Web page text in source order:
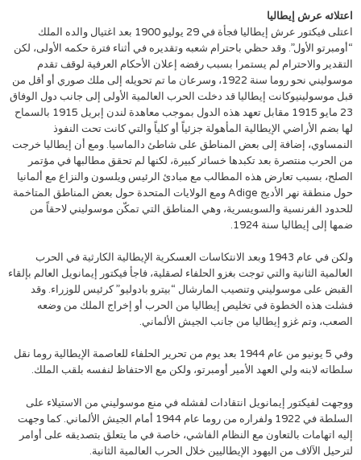
اعتلائه عرش إيطاليا
اعتلى فيكتور عرش إيطاليا فجأة في 29 يوليو 1900 بعد اغتيال والده الملك
“أومبرتو الأول”. وقد حظي باحترام شعبه وتقديره في أثناء فترة حكمه الأولى، لكن
التقدير والاحترام لم يستمرا بسبب رفضه إعلان الأحكام العرفية لوقف تقدم
موسوليني نحو روما سنة 1922، وسرعان ما تم تحويله إلى ملك صوري أو أقل من
قبل موسولينيوكانت إيطاليا قد دخلت الحرب العالمية الأولى إلى جانب دول الوفاق
23 مايو 1915 مقابل تعهد هذه الدول بموجب معاهدة لندن إبريل 1915 بالسماح
لها بضم الأراضي الإيطالية المأهولة جزئياً أو كلياً والتي كانت تحت النفوذ
النمساوي، إضافة إلى بعض المناطق على شاطئ دالماسيا. ومع أن إيطاليا خرجت
من الحرب منتصرة بعد تكبدها خسائر كبيرة، لكنها لم تحقق مطالبها في مؤتمر
الصلح، بسبب تعارض هذه المطالب مع مبادئ الرئيس ويلسون والنزاع مع ألمانيا
حول منطقة نهر الأديج Adige ومع الولايات المتحدة حول بعض المناطق المتاخمة
للحدود الفرنسية والسويسرية، وهي المناطق التي تمكّن موسوليني لاحقاً من
ضمها إلى إيطاليا سنة 1924.
ولكن في عام 1943 وبعد الانتكاسات العسكرية الإيطالية الكارثية في الحرب
العالمية الثانية والتي توجت بغزو الحلفاء لصقلية، فاجأ فيكتور إيمانويل العالم بإلقاء
القبض على موسوليني وتنصيب المارشال “بيترو بادوليو” كرئيس للوزراء. وقد
فشلت هذه الخطوة في تخليص إيطاليا من الحرب أو إخراج الملك من وضعه
الصعب، وتم غزو إيطاليا من جانب الجيش الألماني.
وفي 5 يونيو من عام 1944 بعد يوم من تحرير الحلفاء للعاصمة الإيطالية روما نقل
سلطاته لابنه ولي العهد الأمير أومبرتو، ولكن مع الاحتفاظ لنفسه بلقب الملك.
ووجهت لفيكتور إيمانويل انتقادات لفشله في منع موسوليني من الاستيلاء على
السلطة في 1922 ولفراره من روما عام 1944 أمام الجيش الألماني. كما وجهت
إليه اتهامات بالتعاون مع النظام الفاشي، خاصة في ما يتعلق بتصديقه على أوامر
لترحيل الآلاف من اليهود الإيطاليين خلال الحرب العالمية الثانية.